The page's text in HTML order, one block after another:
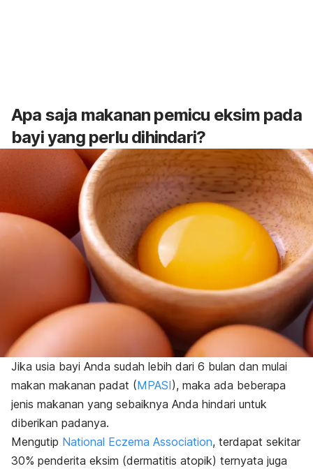
Apa saja makanan pemicu eksim pada
bayi yang perlu dihindari?
Jika usia bayi Anda sudah lebih dari 6 bulan dan mulai
makan makanan padat (MPASI), maka ada beberapa
jenis makanan yang sebaiknya Anda hindari untuk
diberikan padanya.
Mengutip National Eczema Association, terdapat sekitar
30% penderita eksim (dermatitis atopik) ternyata juga